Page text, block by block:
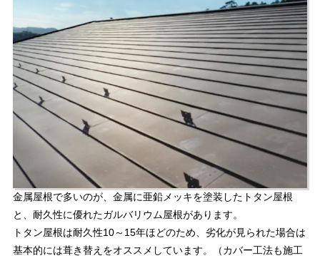
金属屋根で多いのが、金属に亜鉛メッキを塗装したトタン屋根
と、耐久性に優れたガルバリウム屋根があります。
トタン屋根は耐久性10～15年ほどのため、劣化が見られた場合は
基本的には葺き替えをオススメしています。（カバー工法も施工